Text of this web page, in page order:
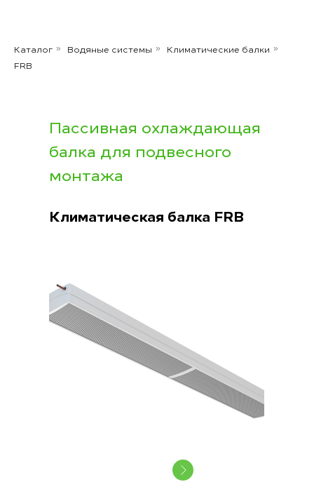
Каталог » Водяные системы » Климатические балки »
FRB
Пассивная охлаждающая
балка для подвесного
монтажа
Климатическая балка FRB